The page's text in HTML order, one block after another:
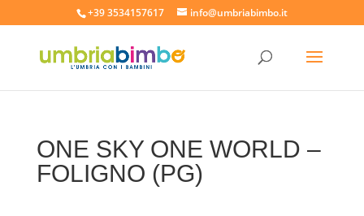
+39 3534157617 info@umbriabimbo.it
ONE SKY ONE WORLD –
FOLIGNO (PG)